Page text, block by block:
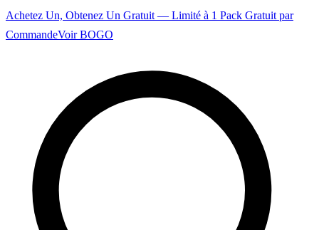
Achetez Un, Obtenez Un Gratuit — Limité à 1 Pack Gratuit par
CommandeVoir BOGO